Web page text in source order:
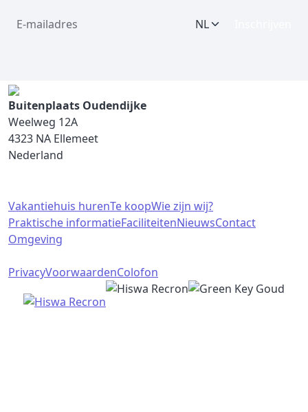
Buitenplaats Oudendijke
Weelweg 12A
4323 NA Ellemeet
Nederland
Vakantiehuis hurenTe koopWie zijn wij?
Praktische informatieFaciliteitenNieuwsContact
Omgeving
PrivacyVoorwaardenColofon